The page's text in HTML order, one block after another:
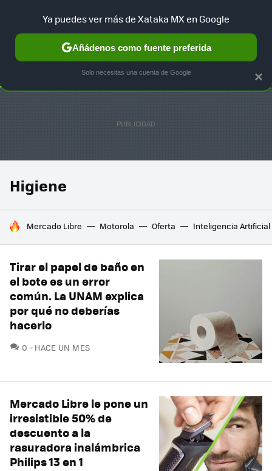
SELECCIÓN GAMING HOME AUTO TERRITORIO
Higiene
HOY SE HABLA DE
Mercado Libre Motorola Oferta Inteligencia Artificial
Tirar el papel de baño en
el bote es un error
común. La UNAM explica
por qué no deberías
hacerlo
0 COMENTARIOS
HACE UN MES
Mercado Libre le pone un
irresistible 50% de
descuento a la
rasuradora inalámbrica
Philips 13 en 1
×
Ya puedes ver más de Xataka MX en Google
Añádenos como fuente preferida
Solo necesitas una cuenta de Google